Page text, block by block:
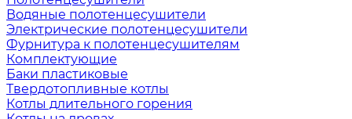
Водяные полотенцесушители
Электрические полотенцесушители
Фурнитура к полотенцесушителям
Комплектующие
Баки пластиковые
Твердотопливные котлы
Котлы длительного горения